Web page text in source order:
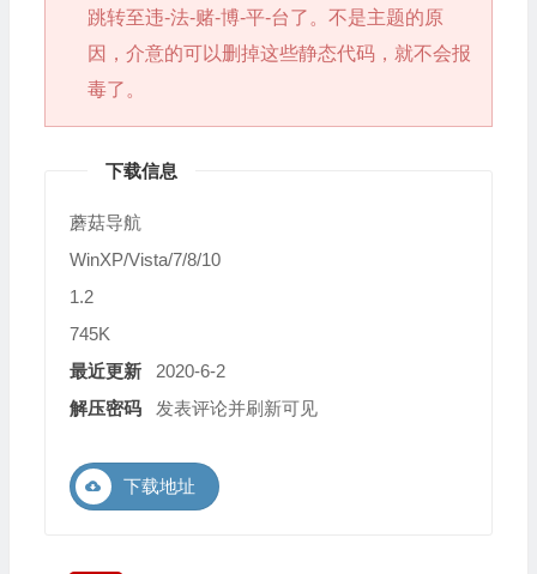
跳转至违-法-赌-博-平-台了。不是主题的原
因，介意的可以删掉这些静态代码，就不会报
毒了。
下载信息
蘑菇导航
WinXP/Vista/7/8/10
1.2
745K
最近更新
2020-6-2
解压密码
发表评论并刷新可见
下载地址